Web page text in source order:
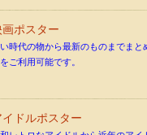
画ポスター
時代の物から最新のものまでまと
ご利用可能です。
イドルポスター